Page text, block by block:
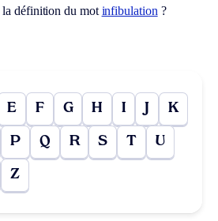
la définition du mot infibulation ?
E F G H I J K
P Q R S T U
Z